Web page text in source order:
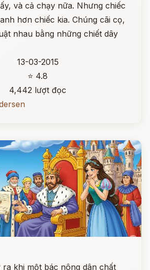
và cả chạy nữa. Nhưng chiếc
hơn chiếc kia. Chúng cãi cọ,
nhau bằng những chiết dây
13-03-2015
⭐ 4.8
4,442 lượt đọc
ra khi một bác nông dân chất